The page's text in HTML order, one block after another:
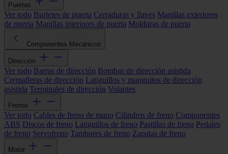
Puertas
Ver todo Burletes de puerta Cerraduras y llaves Manillas exteriores
de puerta Manillas interiores de puerta Molduras de puerta
Componentes Mecánicos
Dirección
Ver todo Barras de dirección Bombas de dirección asistida
Cremalleras de dirección Latiguillos y manguitos de dirección
asistida Terminales de dirección Volantes
Frenos
Ver todo Cables de freno de mano Cilindros de freno Componentes
ABS Discos de freno Latiguillos de freno Pastillas de freno Pedales
de freno Servofreno Tambores de freno Zapatas de freno
Motor